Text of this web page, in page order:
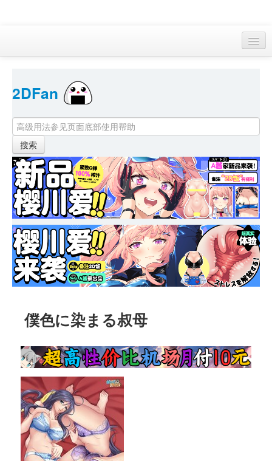
首页
找游戏
下资源
目录
本月新作
站内动态
小组
KF Online
2DFan
僕色に染まる叔母